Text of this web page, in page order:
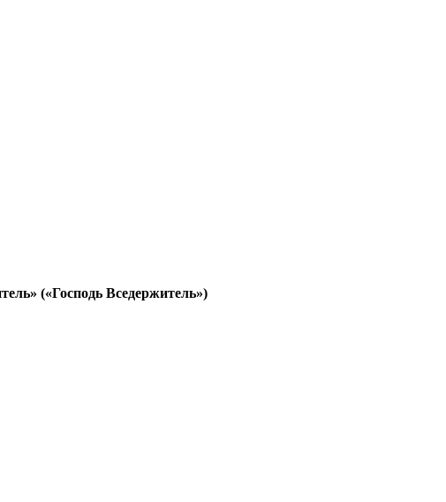
(«Господь Вседержитель»)